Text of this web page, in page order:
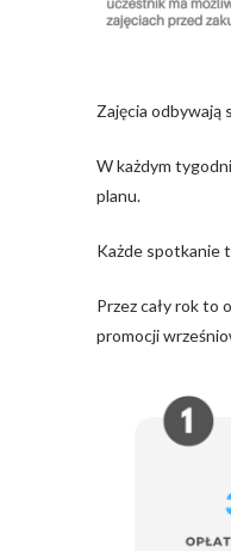
Zajęcia odbywają
W każdym
planu.
Każde spotkanie
Przez cały rok to
promocji